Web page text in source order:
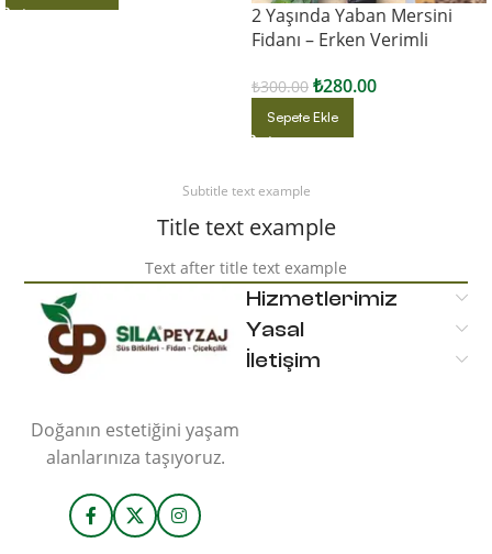
2 Yaşında Yaban Mersini
Fidanı – Erken Verimli
₺300.00 ₺280.00
Sepete Ekle
Subtitle text example
Title text example
Text after title text example
Doğanın estetiğini yaşam
alanlarınıza taşıyoruz.
Hizmetlerimiz
Yasal
İletişim